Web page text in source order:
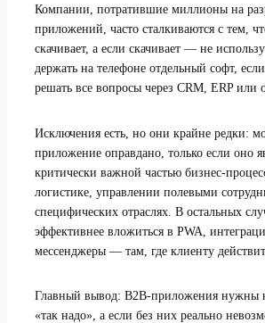
Компании, потратившие миллионы на
приложений, часто сталкиваются с тем,
скачивает, а если скачивает — не
держать на телефоне отдельный софт,
решать все вопросы через CRM, ERP или
Исключения есть, но они крайне редки:
приложение оправдано, только если оно
критически важной частью бизнес-
логистике, управлении полевыми
специфических отраслях. В остальных
эффективнее вложиться в PWA,
мессенджеры — там, где клиенту
Главный вывод: B2B-приложения нужны
«так надо», а если без них реально